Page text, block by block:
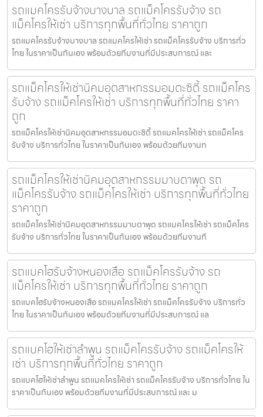
รถแมคโครรับจ้างบางบาล รถแม็คโครรับจ้าง รถ
แม็คโครให้เช่า บริการทุกพื้นที่ทั่วไทย ราคาถูก
รถแมคโครรับจ้างบางบาล รถแมคโครให้เช่า รถแม็คโครรับจ้าง บริการทั่ว
ไทย ในราคาเป็นกันเอง พร้อมด้วยทีมงานที่มีประสบการณ์ และ
รถแม็คโครให้เช่านิคมอุตสาหกรรมอมตะซิตี้ รถแม็คโคร
รับจ้าง รถแม็คโครให้เช่า บริการทุกพื้นที่ทั่วไทย ราคา
ถูก
รถแม็คโครให้เช่านิคมอุตสาหกรรมอมตะซิตี้ รถแมคโครให้เช่า รถแม็คโคร
รับจ้าง บริการทั่วไทย ในราคาเป็นกันเอง พร้อมด้วยทีมงานท
รถแม็คโครให้เช่านิคมอุตสาหกรรมมาบตาพุด รถ
แม็คโครรับจ้าง รถแม็คโครให้เช่า บริการทุกพื้นที่ทั่วไทย
ราคาถูก
รถแม็คโครให้เช่านิคมอุตสาหกรรมมาบตาพุด รถแมคโครให้เช่า รถแม็คโคร
รับจ้าง บริการทั่วไทย ในราคาเป็นกันเอง พร้อมด้วยทีมงานที
รถแบคโฮรับจ้างหนองเสือ รถแม็คโครรับจ้าง รถ
แม็คโครให้เช่า บริการทุกพื้นที่ทั่วไทย ราคาถูก
รถแบคโฮรับจ้างหนองเสือ รถแมคโครให้เช่า รถแม็คโครรับจ้าง บริการทั่ว
ไทย ในราคาเป็นกันเอง พร้อมด้วยทีมงานที่มีประสบการณ์ แล
รถแบคโฮให้เช่าลำพูน รถแม็คโครรับจ้าง รถแม็คโครให้
เช่า บริการทุกพื้นที่ทั่วไทย ราคาถูก
รถแบคโฮให้เช่าลำพูน รถแมคโครให้เช่า รถแม็คโครรับจ้าง บริการทั่วไทย ใน
ราคาเป็นกันเอง พร้อมด้วยทีมงานที่มีประสบการณ์ และ ม